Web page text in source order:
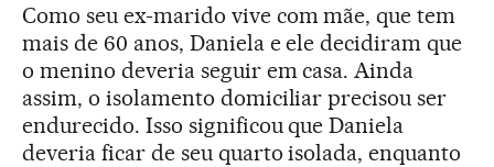
Como seu ex-marido vive com mãe, que tem
mais de 60 anos, Daniela e ele decidiram que
o menino deveria seguir em casa. Ainda
assim, o isolamento domiciliar precisou ser
endurecido. Isso significou que Daniela
deveria ficar de seu quarto isolada, enquanto